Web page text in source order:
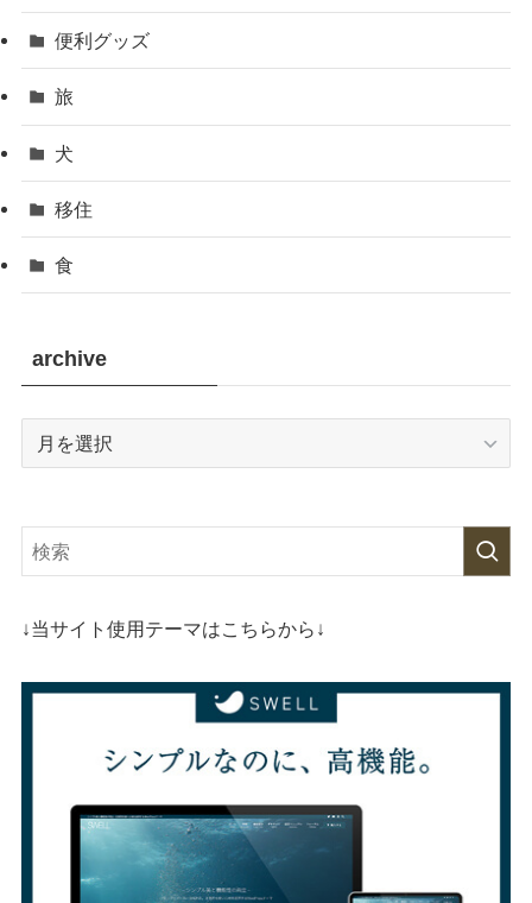
便利グッズ
旅
犬
移住
食
archive
archive
↓当サイト使用テーマはこちらから↓